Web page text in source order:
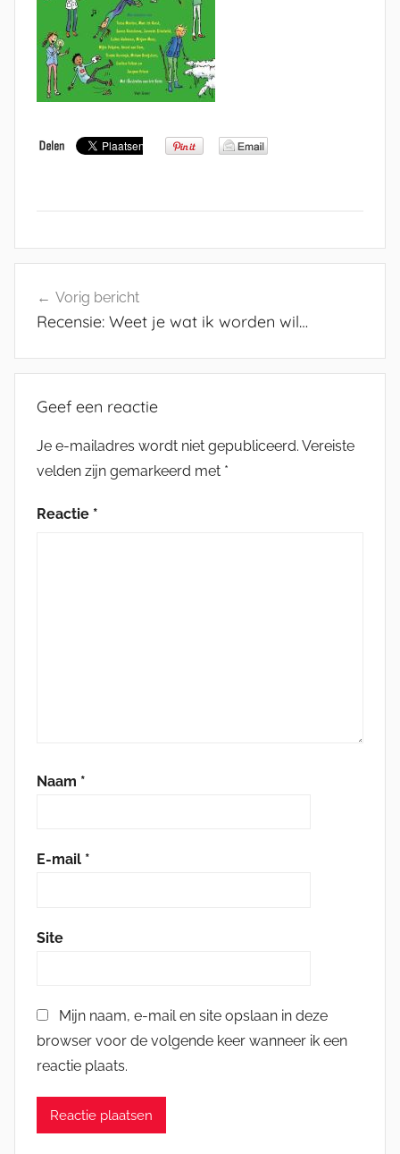
navigatie
Vorig bericht
Recensie: Weet je wat ik worden wil…
Geef een reactie
Je e-mailadres wordt niet gepubliceerd. Vereiste
velden zijn gemarkeerd met *
Reactie *
Naam *
E-mail *
Site
Mijn naam, e-mail en site opslaan in deze
browser voor de volgende keer wanneer ik een
reactie plaats.